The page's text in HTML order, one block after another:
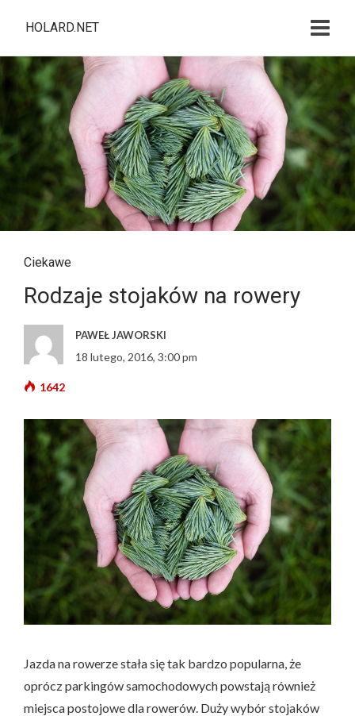
HOLARD.NET
Ciekawe
Rodzaje stojaków na rowery
PAWEŁ JAWORSKI
18 lutego, 2016, 3:00 pm
1642
Jazda na rowerze stała się tak bardzo popularna, że
oprócz parkingów samochodowych powstają również
miejsca postojowe dla rowerów. Duży wybór stojaków